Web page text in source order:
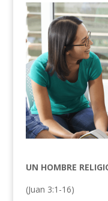
UN HOMBRE
(Juan 3:1-16)